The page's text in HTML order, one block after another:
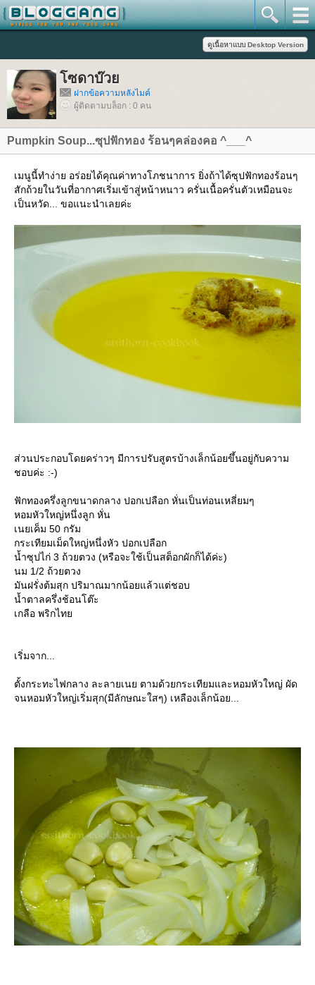
ซดาบ๊ว
ฝากข้อความหลังไมค์
ผู้ติดตามบล็อก : 0 คน
Pumpkin Soup...ซุปฟักทอง ร้อนๆคล่องคอ ^___^
เมนูนี้ทำง่าย อร่อยได้คุณค่าทางโภชนาการ ยิ่งถ้าได้ซุปฟักทองร้อนๆ
สักถ้วยในวันที่อากาศเริ่มเข้าสู่หน้าหนาว ครั่นเนื้อครั่นตัวเหมือนจะ
เป็นหวัด... ขอแนะนำเลยค่ะ
ส่วนประกอบโดยคร่าวๆ มีการปรับสูตรบ้างเล็กน้อยขึ้นอยู่กับความ
ชอบค่ะ :-)
ฟักทองครึ่งลูกขนาดกลาง ปอกเปลือก หั่นเป็นท่อนเหลี่ยมๆ
หอมหัวใหญ่หนึ่งลูก หั่น
เนยเค็ม 50 กรัม
กระเทียมเม็ดใหญ่หนึ่งหัว ปอกเปลือก
น้ำซุปไก่ 3 ถ้วยตวง (หรือจะใช้เป็นสต็อกผักก็ได้ค่ะ)
นม 1/2 ถ้วยตวง
มันฝรั่งต้มสุก ปริมาณมากน้อยแล้วแต่ชอบ
น้ำตาลครึ่งช้อนโต๊ะ
เกลือ พริกไท
เริ่มจาก...
ตั้งกระทะไฟกลาง ละลายเนย ตามด้วยกระเทียมและหอมหัวใหญ่ ผัด
จนหอมหัวใหญ่เริ่มสุก(มีลักษณะใสๆ) เหลืองเล็กน้อย...